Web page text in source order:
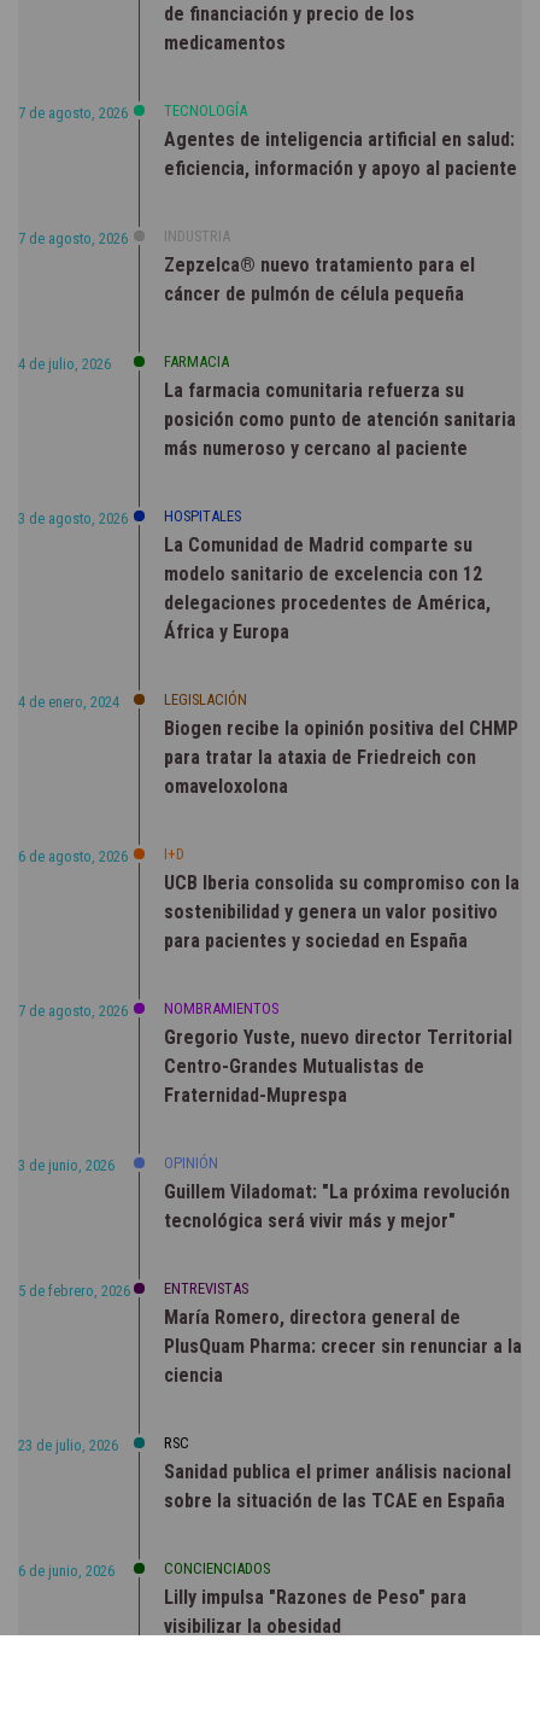
de financiación y precio de los
medicamentos
7 de agosto, 2026 TECNOLOGÍA
Agentes de inteligencia artificial en salud:
eficiencia, información y apoyo al paciente
7 de agosto, 2026 INDUSTRIA
Zepzelca® nuevo tratamiento para el
cáncer de pulmón de célula pequeña
4 de julio, 2026 FARMACIA
La farmacia comunitaria refuerza su
posición como punto de atención sanitaria
más numeroso y cercano al paciente
3 de agosto, 2026 HOSPITALES
La Comunidad de Madrid comparte su
modelo sanitario de excelencia con 12
delegaciones procedentes de América,
África y Europa
4 de enero, 2024 LEGISLACIÓN
Biogen recibe la opinión positiva del CHMP
para tratar la ataxia de Friedreich con
omaveloxolona
6 de agosto, 2026 I+D
UCB Iberia consolida su compromiso con la
sostenibilidad y genera un valor positivo
para pacientes y sociedad en España
7 de agosto, 2026 NOMBRAMIENTOS
Gregorio Yuste, nuevo director Territorial
Centro-Grandes Mutualistas de
Fraternidad-Muprespa
3 de junio, 2026 OPINIÓN
Guillem Viladomat: "La próxima revolución
tecnológica será vivir más y mejor"
5 de febrero, 2026 ENTREVISTAS
María Romero, directora general de
PlusQuam Pharma: crecer sin renunciar a la
ciencia
23 de julio, 2026 RSC
Sanidad publica el primer análisis nacional
sobre la situación de las TCAE en España
6 de junio, 2026 CONCIENCIADOS
Lilly impulsa "Razones de Peso" para
visibilizar la obesidad